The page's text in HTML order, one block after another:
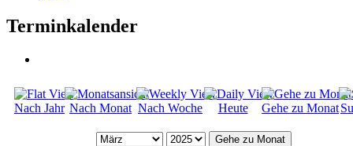
Terminkalender
Nach Jahr Nach Monat Nach Woche Heute Gehe zu Monat
Gehe zu Monat